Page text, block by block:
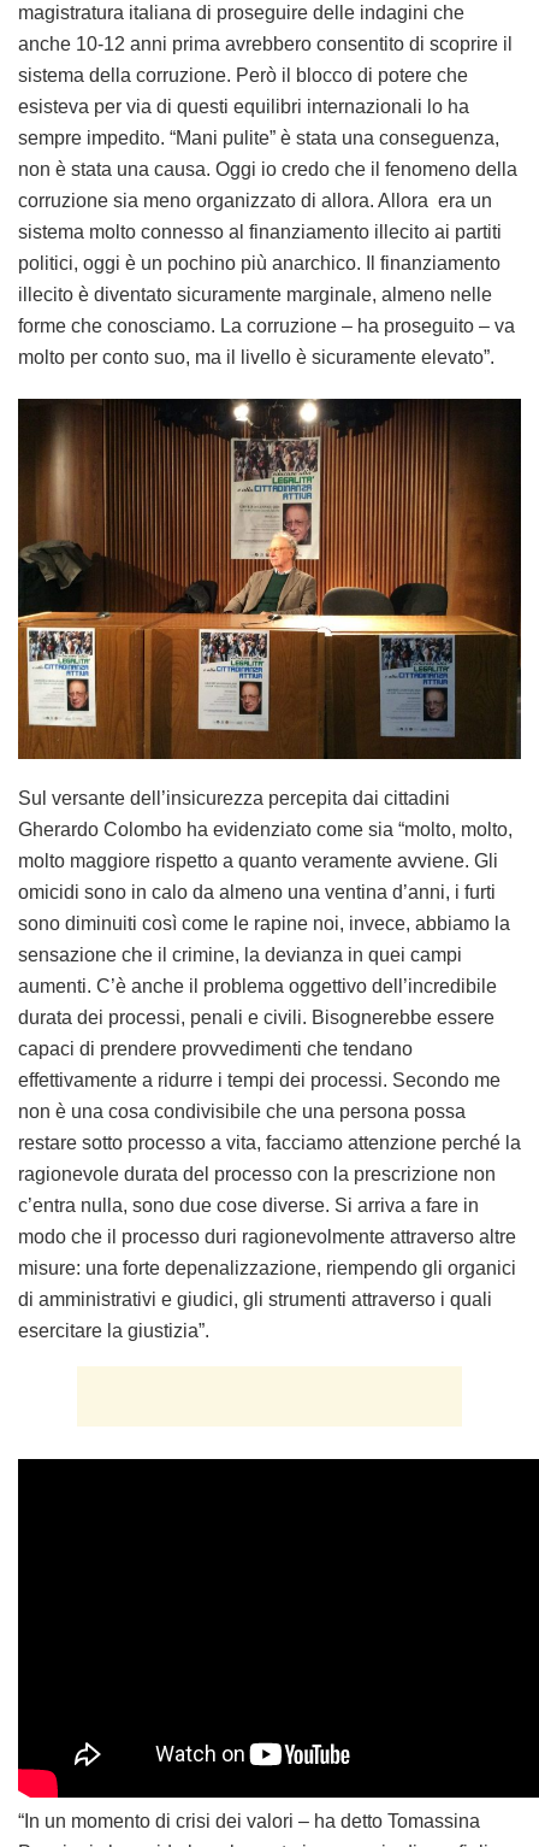
magistratura italiana di proseguire delle indagini che
anche 10-12 anni prima avrebbero consentito di scoprire il
sistema della corruzione. Però il blocco di potere che
esisteva per via di questi equilibri internazionali lo ha
sempre impedito. “Mani pulite” è stata una conseguenza,
non è stata una causa. Oggi io credo che il fenomeno della
corruzione sia meno organizzato di allora. Allora era un
sistema molto connesso al finanziamento illecito ai partiti
politici, oggi è un pochino più anarchico. Il finanziamento
illecito è diventato sicuramente marginale, almeno nelle
forme che conosciamo. La corruzione – ha proseguito – va
molto per conto suo, ma il livello è sicuramente elevato”.
Sul versante dell’insicurezza percepita dai cittadini
Gherardo Colombo ha evidenziato come sia “molto, molto,
molto maggiore rispetto a quanto veramente avviene. Gli
omicidi sono in calo da almeno una ventina d’anni, i furti
sono diminuiti così come le rapine noi, invece, abbiamo la
sensazione che il crimine, la devianza in quei campi
aumenti. C’è anche il problema oggettivo dell’incredibile
durata dei processi, penali e civili. Bisognerebbe essere
capaci di prendere provvedimenti che tendano
effettivamente a ridurre i tempi dei processi. Secondo me
non è una cosa condivisibile che una persona possa
restare sotto processo a vita, facciamo attenzione perché la
ragionevole durata del processo con la prescrizione non
c’entra nulla, sono due cose diverse. Si arriva a fare in
modo che il processo duri ragionevolmente attraverso altre
misure: una forte depenalizzazione, riempendo gli organici
di amministrativi e giudici, gli strumenti attraverso i quali
esercitare la giustizia”.
“In un momento di crisi dei valori – ha detto Tomassina